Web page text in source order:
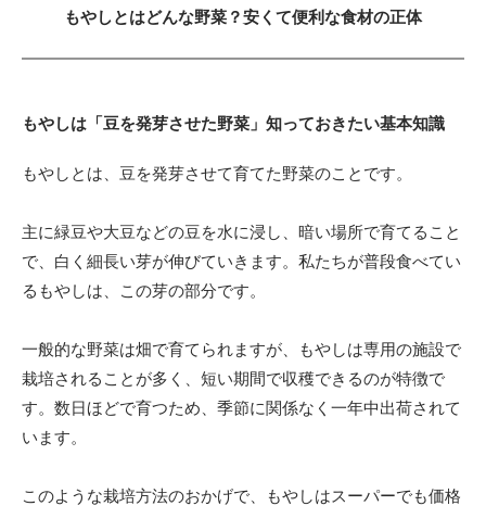
もやしとはどんな野菜？安くて便利な食材の正体
もやしは「豆を発芽させた野菜」知っておきたい基本知識
もやしとは、豆を発芽させて育てた野菜のことです。
主に緑豆や大豆などの豆を水に浸し、暗い場所で育てること
で、白く細長い芽が伸びていきます。私たちが普段食べてい
るもやしは、この芽の部分です。
一般的な野菜は畑で育てられますが、もやしは専用の施設で
栽培されることが多く、短い期間で収穫できるのが特徴で
す。数日ほどで育つため、季節に関係なく一年中出荷されて
います。
このような栽培方法のおかげで、もやしはスーパーでも価格